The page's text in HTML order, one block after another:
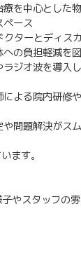
を中心とした
ース
ターとディス
の負担軽減を
ジオ波を導入
よる院内研修
問題解決がスム
ます。
やスタッフの